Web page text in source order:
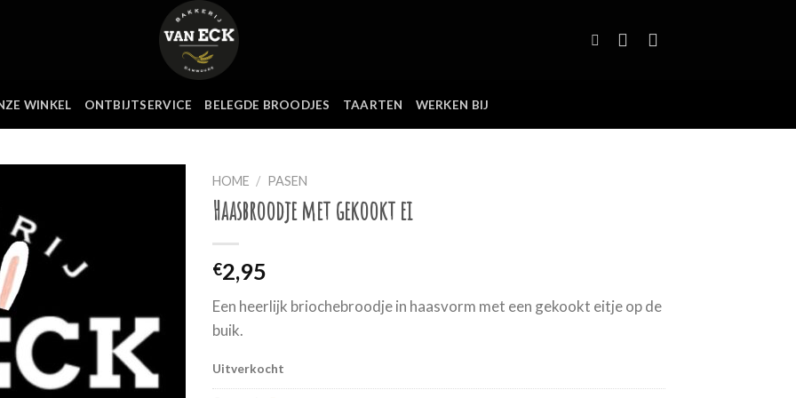
WINKEL ONTBIJTSERVICE BELEGDE BROODJES TAARTEN WERKEN BIJ
HOME / PASEN
Haasbroodje met gekookt ei
€2,95
Een heerlijk briochebroodje in haasvorm met een gekookt eitje op de
buik.
Uitverkocht